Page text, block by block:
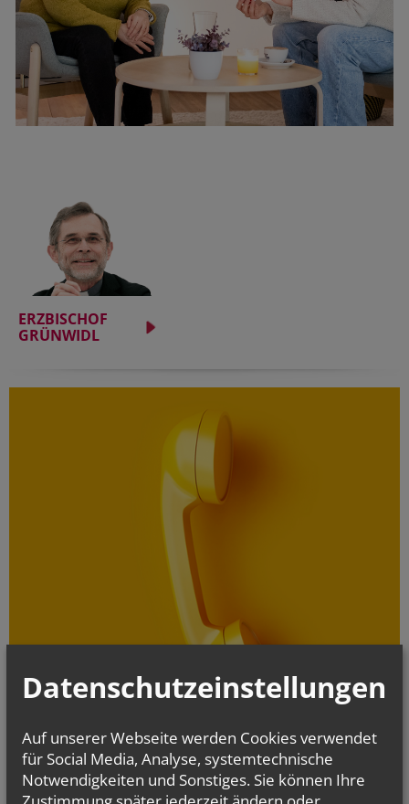
ERZBISCHOF
GRÜNWIDL
Datenschutzeinstellungen
Auf unserer Webseite werden Cookies verwendet
für Social Media, Analyse, systemtechnische
Notwendigkeiten und Sonstiges. Sie können Ihre